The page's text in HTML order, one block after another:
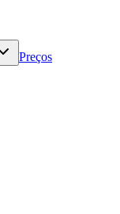
Preços